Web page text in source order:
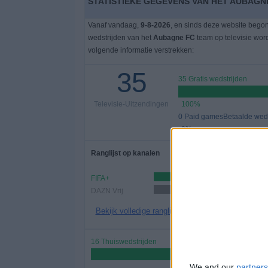
Vanaf vandaag, 9-8-2026, en sinds deze website
wedstrijden van het Aubagne FC team op televisie
volgende informatie verstrekken:
35
Televisie-Uitzendingen
35 Gratis wedstrijden
100%
0 Paid gamesBetaalde
0%
Ranglijst op kanalen
FIFA+
DAZN Vrij
Bekijk volledige ranglijst
16 Thuiswedstrijden